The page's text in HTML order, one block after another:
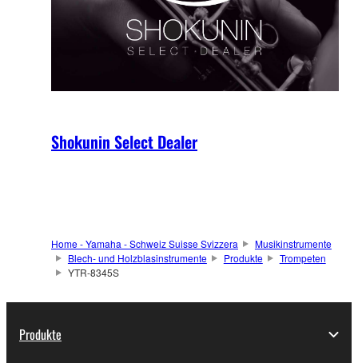
Shokunin Select Dealer
Home - Yamaha - Schweiz Suisse Svizzera
Musikinstrumente
Blech- und Holzblasinstrumente
Produkte
Trompeten
YTR-8345S
Produkte